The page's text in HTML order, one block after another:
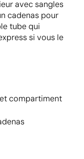
avec sangles
cadenas pour
tube qui
si vous le
compartiment